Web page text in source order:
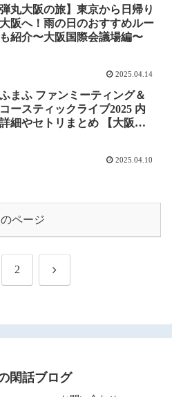
弾丸大阪の旅】東京から日帰り
阪へ！雨の日のおすすめルー
も紹介〜大阪国際会議場編〜
2025.04.14
まふ ファンミーティング＆
ースティックライブ2025 内
細やセトリまとめ 【大阪公
2025.04.10
ページ
2 次
閑話ブログ